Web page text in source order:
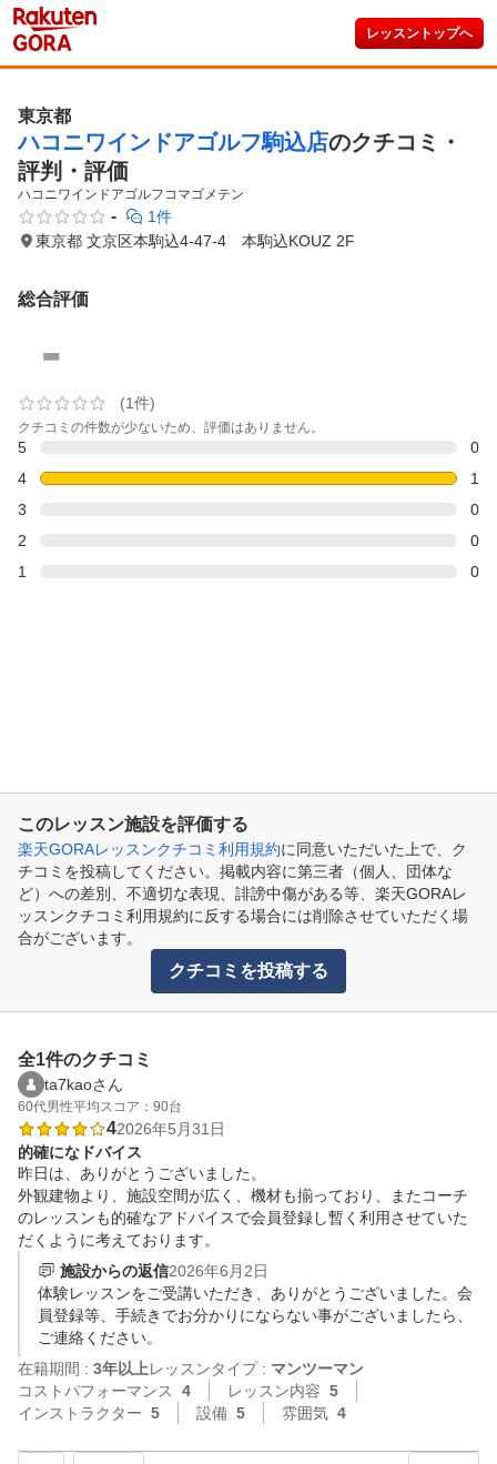
レッスントップへ
東京都
ハコニワインドアゴルフ駒込店のクチコミ・
評判・評価
ハコニワインドアゴルフコマゴメテン
-
1件
東京都 文京区本駒込4-47-4 本駒込KOUZ 2F
総合評価
-
(1件)
クチコミの件数が少ないため、評価はありません。
5
0
4
1
3
0
2
0
1
0
このレッスン施設を評価する
楽天GORAレッスンクチコミ利用規約に同意いただいた上で、ク
チコミを投稿してください。掲載内容に第三者（個人、団体な
ど）への差別、不適切な表現、誹謗中傷がある等、楽天GORAレ
ッスンクチコミ利用規約に反する場合には削除させていただく場
合がございます。
クチコミを投稿する
全1件のクチコミ
ta7kaoさん
60代男性平均スコア：90台
42026年5月31日
的確になドバイス
昨日は、ありがとうございました。
外観建物より、施設空間が広く、機材も揃っており、またコーチ
のレッスンも的確なアドバイスで会員登録し暫く利用させていた
だくように考えております。
施設からの返信2026年6月2日
体験レッスンをご受講いただき、ありがとうございました。会
員登録等、手続きでお分かりにならない事がございましたら、
ご連絡ください。
在籍期間 : 3年以上レッスンタイプ : マンツーマン
コストパフォーマンス
4 レッスン内容 5
インストラクター 5 設備 5 雰囲気 4